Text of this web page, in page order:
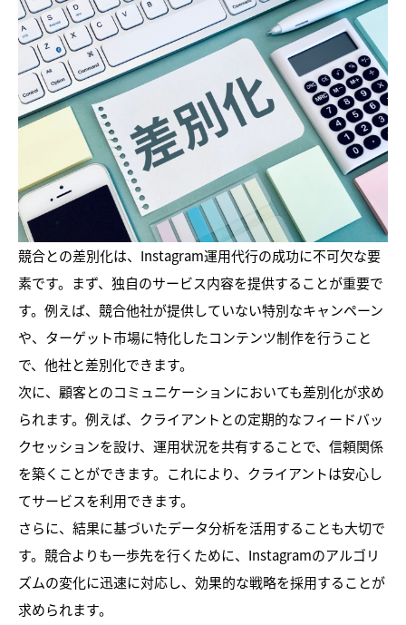
競合との差別化は、Instagram運用代行の成功に不可欠な要
素です。まず、独自のサービス内容を提供することが重要で
す。例えば、競合他社が提供していない特別なキャンペーン
や、ターゲット市場に特化したコンテンツ制作を行うこと
で、他社と差別化できます。
次に、顧客とのコミュニケーションにおいても差別化が求め
られます。例えば、クライアントとの定期的なフィードバッ
クセッションを設け、運用状況を共有することで、信頼関係
を築くことができます。これにより、クライアントは安心し
てサービスを利用できます。
さらに、結果に基づいたデータ分析を活用することも大切で
す。競合よりも一歩先を行くために、Instagramのアルゴリ
ズムの変化に迅速に対応し、効果的な戦略を採用することが
求められます。